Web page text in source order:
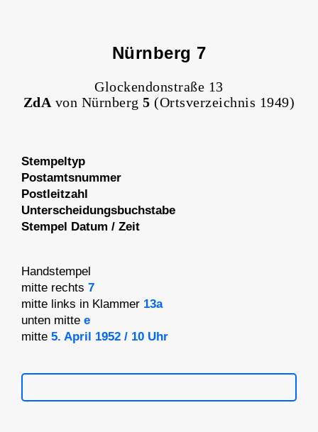
Nürnberg 7
Glockendonstraße 13
ZdA von Nürnberg5 (Ortsverzeichnis 1949)
Stempeltyp
Postamtsnummer
Postleitzahl
Unterscheidungsbuchstabe
Stempel Datum / Zeit
Handstempel
mitte rechts 7
mitte links in Klammer 13a
unten mitte e
mitte 5. April 1952 / 10 Uhr